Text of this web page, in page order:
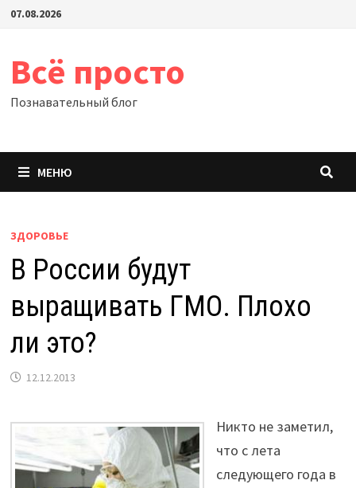
Перейти
07.08.2026
Всё просто
Познавательный блог
МЕНЮ
ЗДОРОВЬЕ
В России будут
выращивать ГМО. Плохо
ли это?
12.12.2013
Никто не заметил,
что с лета
следующего года в